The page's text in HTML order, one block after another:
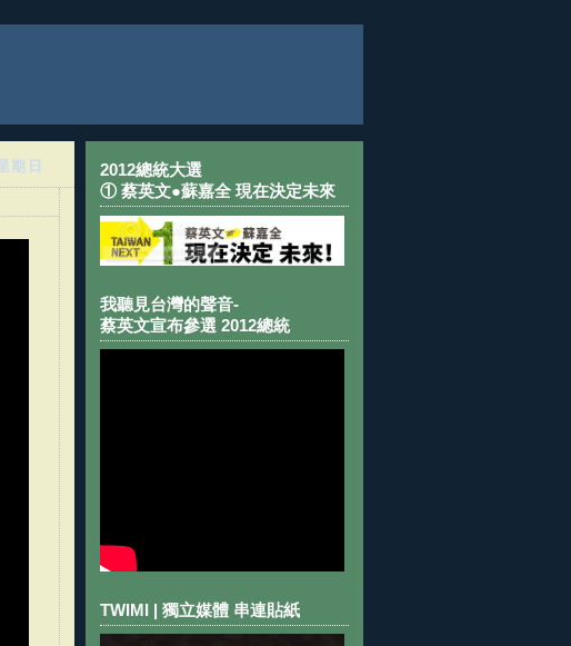
期日
2012總統大選
① 蔡英文●蘇嘉全 現在決定未來
我聽見台灣的聲音-
蔡英文宣布參選 2012總統
TWIMI | 獨立媒體 串連貼紙